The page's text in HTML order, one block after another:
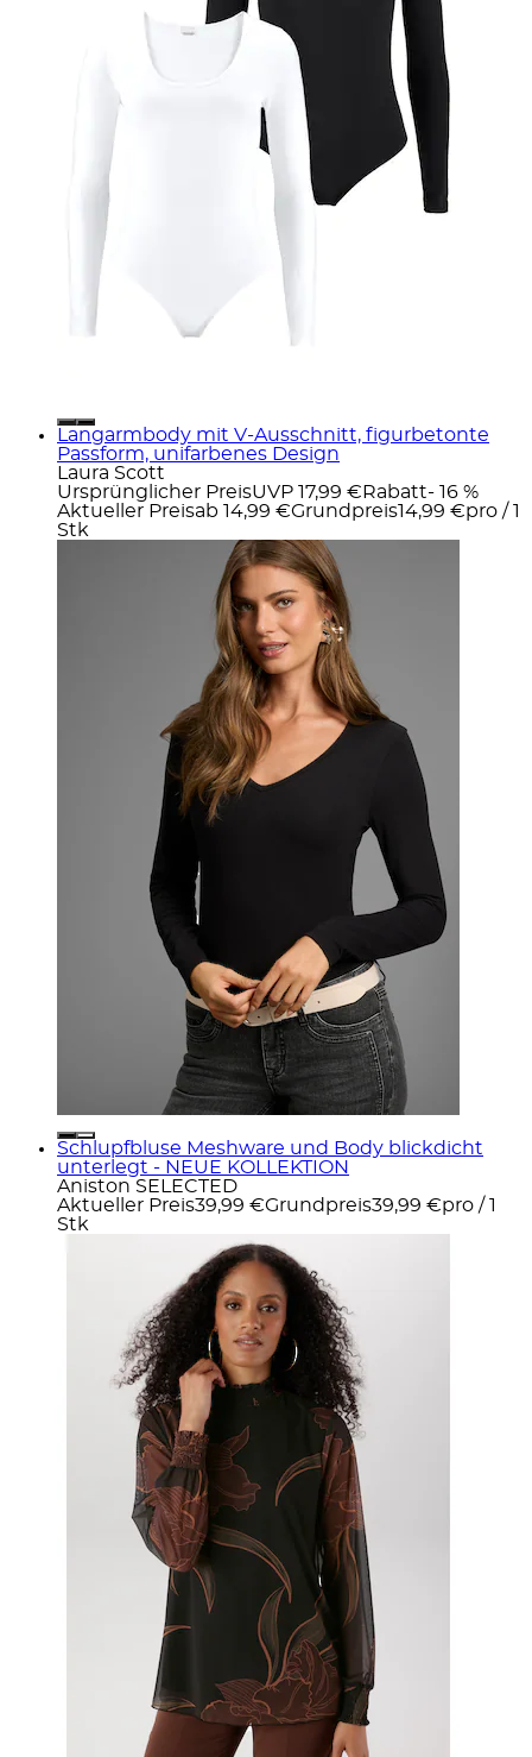
Langarmbody mit V-Ausschnitt, figurbetonte
Passform, unifarbenes Design
Laura Scott
Ursprünglicher PreisUVP 17,99 € Rabatt- 16 %
Aktueller Preisab 14,99 €Grundpreis14,99 €pro / 1
Stk
Schlupfbluse Meshware und Body blickdicht
unterlegt - NEUE KOLLEKTION
Aniston SELECTED
Aktueller Preis39,99 €Grundpreis39,99 €pro / 1
Stk